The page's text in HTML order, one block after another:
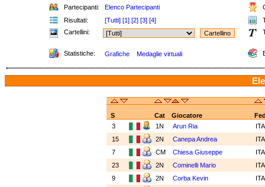
Partecipanti: Elenco Partecipanti
Risultati:
[Tutti] [1] [2] [3] [4]
Cartellini:
Statistiche: Grafiche Medaglie virtuali
S Cat Giocatore
3
1N Arun Ria
15
2N Canepa Andrea
7
CM Chiesa Giuseppe
23
2N Cominelli Mario
9
2N Corba Kevin